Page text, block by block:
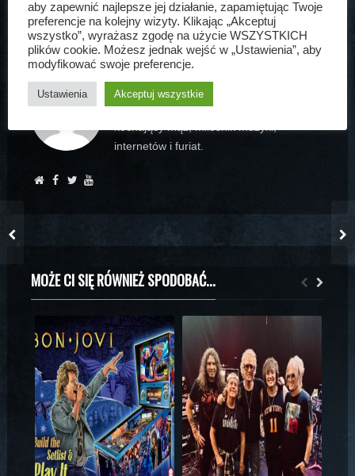
ARTUR BOGDAŃSKI
Założyciel www.bonjovi.pl, kolekcjoner
płyt Bon Jovi, przemądrzały erudyta,
internetów i furiat.
MOŻE CI SIĘ RÓWNIEŻ SPODOBAĆ...
aby zapewnić najlepsze jej działanie, zapamiętując Twoje
preferencje na kolejny wizyty. Klikając „Akceptuj
wszystko”, wyrażasz zgodę na użycie WSZYSTKICH
plików cookie. Możesz jednak wejść w „Ustawienia”, aby
modyfikować swoje preferencje.
Ustawienia Akceptuj wszystkie